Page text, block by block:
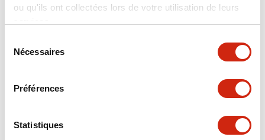
ou qu'ils ont collectées lors de votre utilisation de leurs
Nécessaires
Préférences
Statistiques
déterminent que le
cas de situation de
offre une prise en
nécessite
des études
déterminent que le
serrer OU lâcher en
cas de situation de
au HE1G standard,
le HE1G-L nécessite